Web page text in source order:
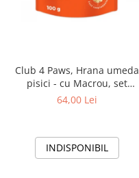
Club 4 Paws, Hrana umeda
pisici - cu Macrou, set
24x100g
64,00 Lei
INDISPONIBIL